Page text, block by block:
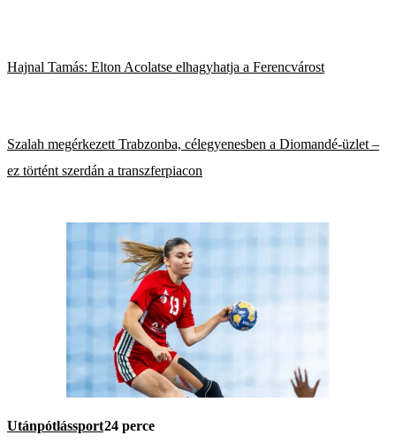
Hajnal Tamás: Elton Acolatse elhagyhatja a Ferencvárost
Szalah megérkezett Trabzonba, célegyenesben a Diomandé-üzlet –
ez történt szerdán a transzferpiacon
Utánpótlássport24 perce